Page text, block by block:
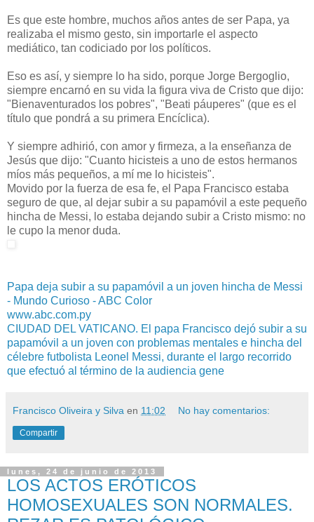
Es que este hombre, muchos años antes de ser Papa, ya
realizaba el mismo gesto, sin importarle el aspecto
mediático, tan codiciado por los políticos.
Eso es así, y siempre lo ha sido, porque Jorge Bergoglio,
siempre encarnó en su vida la figura viva de Cristo que dijo:
"Bienaventurados los pobres", "Beati páuperes" (que es el
título que pondrá a su primera Encíclica).
Y siempre adhirió, con amor y firmeza, a la enseñanza de
Jesús que dijo: "Cuanto hicisteis a uno de estos hermanos
míos más pequeños, a mí me lo hicisteis".
Movido por la fuerza de esa fe, el Papa Francisco estaba
seguro de que, al dejar subir a su papamóvil a este pequeño
hincha de Messi, lo estaba dejando subir a Cristo mismo: no
le cupo la menor duda.
Papa deja subir a su papamóvil a un joven hincha de Messi
- Mundo Curioso - ABC Color
www.abc.com.py
CIUDAD DEL VATICANO. El papa Francisco dejó subir a su
papamóvil a un joven con problemas mentales e hincha del
célebre futbolista Leonel Messi, durante el largo recorrido
que efectuó al término de la audiencia gene
Francisco Oliveira y Silva en 11:02 No hay comentarios:
Compartir
lunes, 24 de junio de 2013
LOS ACTOS ERÓTICOS
HOMOSEXUALES SON NORMALES.